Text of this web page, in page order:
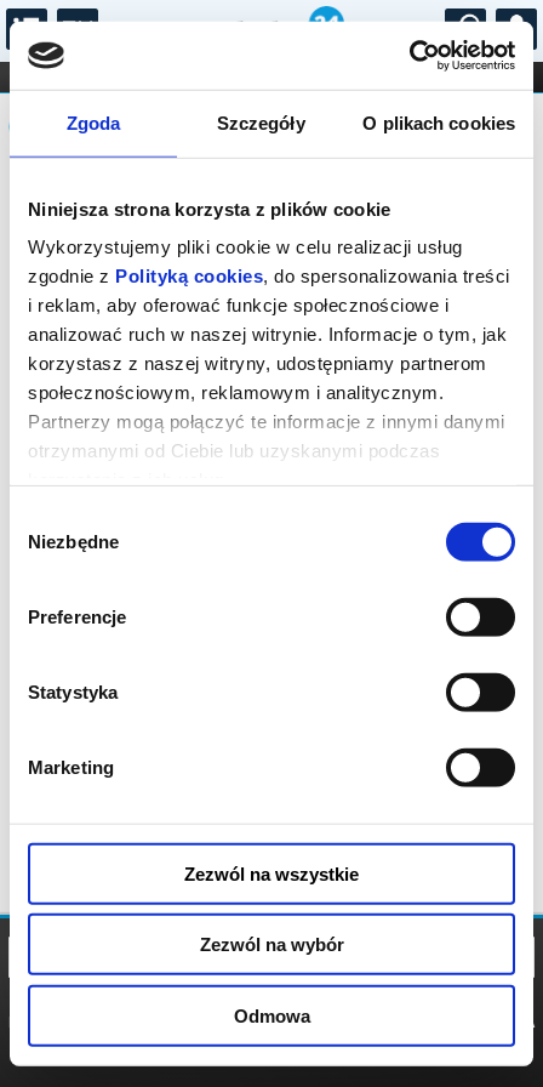
Zgoda Szczegóły O plikach cookies
Niniejsza strona korzysta z plików cookie
Wykorzystujemy pliki cookie w celu realizacji usług
zgodnie z Polityką cookies, do spersonalizowania treści
i reklam, aby oferować funkcje społecznościowe i
analizować ruch w naszej witrynie. Informacje o tym, jak
korzystasz z naszej witryny, udostępniamy partnerom
społecznościowym, reklamowym i analitycznym.
Partnerzy mogą połączyć te informacje z innymi danymi
otrzymanymi od Ciebie lub uzyskanymi podczas
zgody
Niezbędne
Preferencje
Statystyka
Marketing
Zezwól na wszystkie
Zezwól na wybór
Odmowa
...
FILHARMONIA OPERA I BALET
STAND-UP
DLA DZIECI
Komunikat
Sprzedaż biletów na niniejsze
wydarzenie została zakończona. Zapytaj
w Kasie instytucji o dostępność biletów
na wydarzenie.
POLITYKA
POLITYKA